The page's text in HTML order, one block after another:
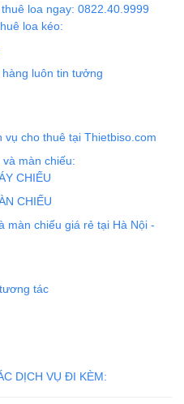
loa ngay: 0822.40.9999
loa kéo:
luôn tin tưởng
cho thuê tại Thietbiso.com
màn chiếu:
CHIẾU
CHIẾU
màn chiếu giá rẻ tại Hà Nội -
tác
DỊCH VỤ ĐI KÈM: